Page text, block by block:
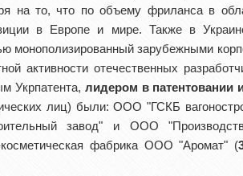
на то, что по объему фриланса в
в Европе и мире. Также в
монополизированный зарубежными
активности отечественных
Укрпатента, лидером в патентовании
лиц) были: ООО "ГСКБ
завод" и ООО
фабрика ООО "Аромат" (